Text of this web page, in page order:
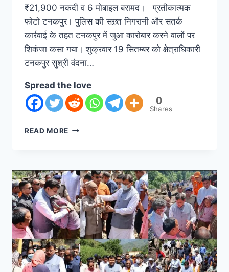
₹21,900 नकदी व 6 मोबाइल बरामद। प्रतीकात्मक
फोटो टनकपुर। पुलिस की सख़्त निगरानी और सतर्क
कार्रवाई के तहत टनकपुर में जुआ कारोबार करने वालों पर
शिकंजा कसा गया। शुक्रवार 19 सितम्बर को क्षेत्राधिकारी
टनकपुर सुश्री वंदना…
Spread the love
0
Shares
READ MORE